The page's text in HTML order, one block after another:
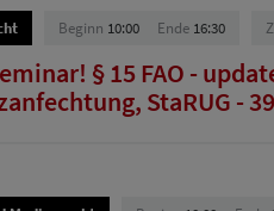
Beginn 10:00 Ende 16:30
§ 15 FAO -
StaRUG -